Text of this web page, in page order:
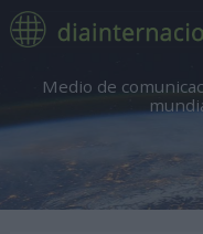
Medio de